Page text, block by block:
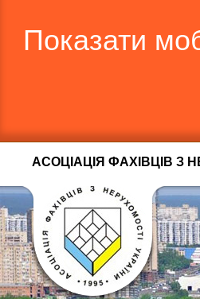
Показати
АСОЦІАЦІЯ ФАХІВЦІВ З